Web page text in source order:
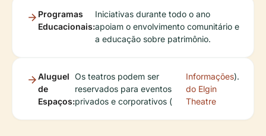
Programas
Educacionais:
Iniciativas durante todo o ano
apoiam o envolvimento comunitário e
a educação sobre patrimônio.
Aluguel
de
Espaços:
Os teatros podem ser
reservados para eventos
privados e corporativos (
Informações
do Elgin
Theatre
).